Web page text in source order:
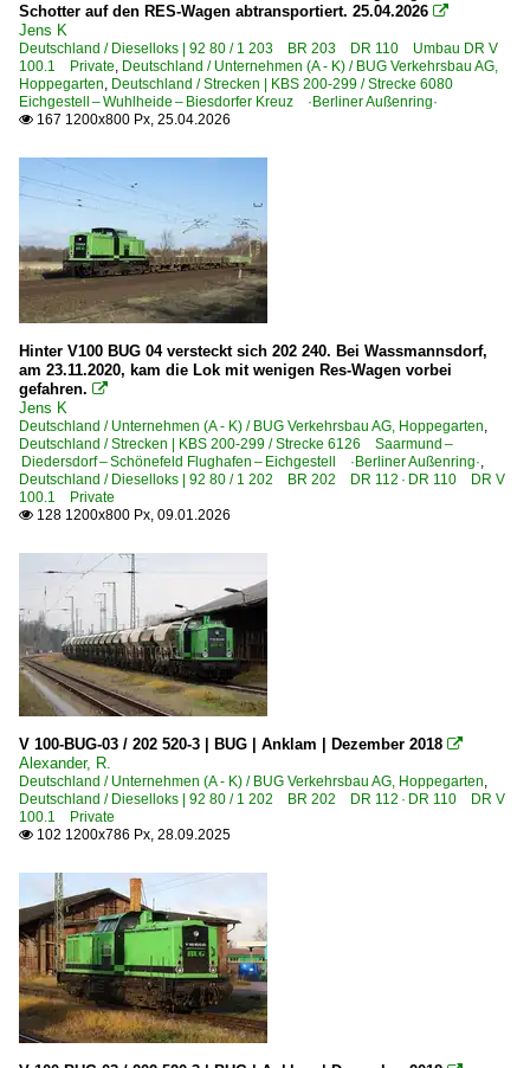
3 202 BR 202 DR 112 DR V 100.1
3 204 BR 204 DR 114 DR V 100
3 345 · 3 346 BR 345 · BR 346 DR 105 · DR 106 DR V 60
Galerien
Bahnbaustellen
Bauzugeinsätze
Güterverkehr
Güterzüge (sonstige)
Schotter- und Kieszüge
Schwellenzüge
S-Bahnen und Regionalstadtbahnen
S-Bahn Berlin ·BVG, DB·
Strecken | KBS 100-199
190 Stralsund – Bergen auf Rügen – Lietzow – Borchtitz
Strecken | KBS 200-299
Strecke 6080 Eichgestell – Wuhlheide – Biesdorfer
Strecke 6126 Saarmund – Diedersdorf – Schönefeld
Strecke 6170 Moabit – Ostkreuz – Südkreuz – Westkreuz
435 Schwerte – Arnsberg – Brilon Wald – Warburg
466 Wiesbaden – Kaub – Niederlahnstein ·rechte
Unternehmen (A - K)
Havelländische Eisenbahn AG ·HVLE·
Schotter auf den RES-Wagen abtransportiert. 25.04.2026 
Jens K
Deutschland / Dieselloks | 92 80 / 1 203 BR 203 DR 110 Umbau DR V
100.1 Private, Deutschland / Unternehmen (A - K) / BUG Verkehrsbau AG,
Hoppegarten, Deutschland / Strecken | KBS 200-299 / Strecke 6080
Eichgestell – Wuhlheide – Biesdorfer Kreuz ·Berliner Außenring·
 167 1200x800 Px, 25.04.2026
Hinter V100 BUG 04 versteckt sich 202 240. Bei Wassmannsdorf,
am 23.11.2020, kam die Lok mit wenigen Res-Wagen vorbei
gefahren. 
Jens K
Deutschland / Unternehmen (A - K) / BUG Verkehrsbau AG, Hoppegarten,
Deutschland / Strecken | KBS 200-299 / Strecke 6126 Saarmund –
Diedersdorf – Schönefeld Flughafen – Eichgestell ·Berliner Außenring·,
Deutschland / Dieselloks | 92 80 / 1 202 BR 202 DR 112 · DR 110 DR V
100.1 Private
 128 1200x800 Px, 09.01.2026
V 100-BUG-03 / 202 520-3 | BUG | Anklam | Dezember 2018 
Alexander, R.
Deutschland / Unternehmen (A - K) / BUG Verkehrsbau AG, Hoppegarten,
Deutschland / Dieselloks | 92 80 / 1 202 BR 202 DR 112 · DR 110 DR V
100.1 Private
 102 1200x786 Px, 28.09.2025